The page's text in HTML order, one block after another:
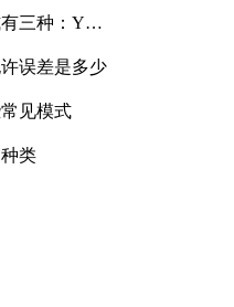
三种：Y
误差是多少
见模式
类